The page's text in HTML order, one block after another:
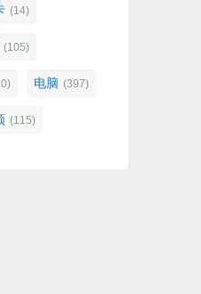
(14)
(105)
电脑 (397)
(115)